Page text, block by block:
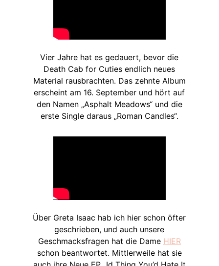
Vier Jahre hat es gedauert, bevor die
Death Cab for Cuties endlich neues
Material rausbrachten. Das zehnte Album
erscheint am 16. September und hört auf
den Namen „Asphalt Meadows“ und die
erste Single daraus „Roman Candles“.
Über Greta Isaac hab ich hier schon öfter
geschrieben, und auch unsere
Geschmacksfragen hat die Dame HIER
schon beantwortet. Mittlerweile hat sie